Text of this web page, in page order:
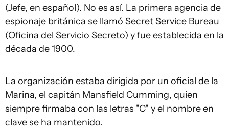
(Jefe, en español). No es así. La primera agencia de
espionaje británica se llamó Secret Service Bureau
(Oficina del Servicio Secreto) y fue establecida en la
década de 1900.
La organización estaba dirigida por un oficial de la
Marina, el capitán Mansfield Cumming, quien
siempre firmaba con las letras "C" y el nombre en
clave se ha mantenido.